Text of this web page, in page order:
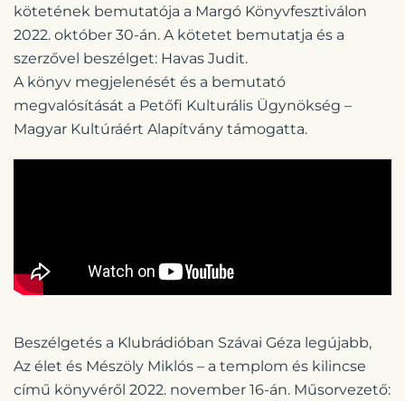
kötetének bemutatója a Margó Könyvfesztiválon
2022. október 30-án. A kötetet bemutatja és a
szerzővel beszélget: Havas Judit.
A könyv megjelenését és a bemutató
megvalósítását a Petőfi Kulturális Ügynökség –
Magyar Kultúráért Alapítvány támogatta.
Beszélgetés a Klubrádióban Szávai Géza legújabb,
Az élet és Mészöly Miklós – a templom és kilincse
című könyvéről 2022. november 16-án. Műsorvezető: